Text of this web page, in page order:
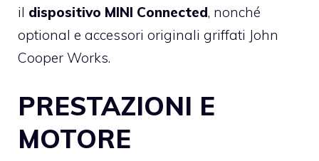
il dispositivo MINI Connected, nonché
optional e accessori originali griffati John
Cooper Works.
PRESTAZIONI E
MOTORE